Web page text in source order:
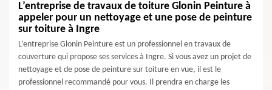
L’entreprise de travaux de toiture Glonin Peinture à
appeler pour un nettoyage et une pose de peinture
sur toiture à Ingre
L’entreprise Glonin Peinture est un professionnel en travaux de
couverture qui propose ses services à Ingre. Si vous avez un projet de
nettoyage et de pose de peinture sur toiture en vue, il est le
professionnel recommandé pour vous. Il prendra en charge les